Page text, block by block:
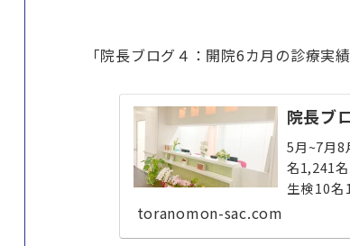
「院長ブログ４：開院6カ月の診療実
院長ブ
5月~7月8
名1,241
生検10名
toranomon-sac.com